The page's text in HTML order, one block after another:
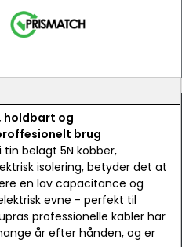
holdbart og
brug
belagt 5N kobber,
isolering, betyder det at
en lav capacitance og
evne - perfekt til
professionelle kabler har
år efter hånden, og er